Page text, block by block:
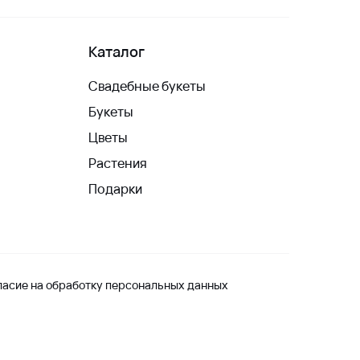
Каталог
Свадебные букеты
Букеты
Цветы
Растения
Подарки
на обработку персональных данных